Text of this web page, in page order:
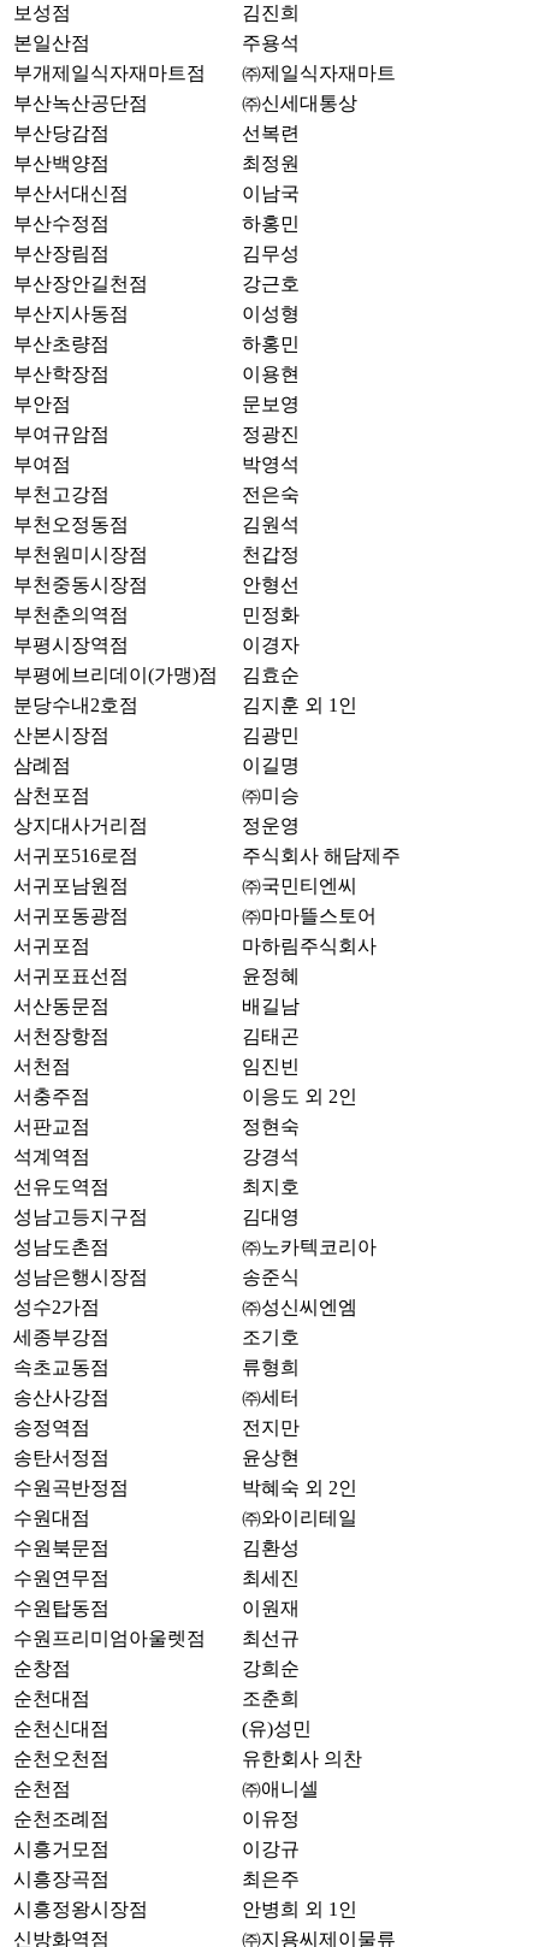
보성점
김진희
본일산점
주용석
부개제일식자재마트점
㈜제일식자재마트
부산녹산공단점
㈜신세대통상
부산당감점
선복련
부산백양점
최정원
부산서대신점
이남국
부산수정점
하홍민
부산장림점
김무성
부산장안길천점
강근호
부산지사동점
이성형
부산초량점
하홍민
부산학장점
이용현
부안점
문보영
부여규암점
정광진
부여점
박영석
부천고강점
전은숙
부천오정동점
김원석
부천원미시장점
천갑정
부천중동시장점
안형선
부천춘의역점
민정화
부평시장역점
이경자
부평에브리데이(가맹)점
김효순
분당수내2호점
김지훈 외 1인
산본시장점
김광민
삼례점
이길명
삼천포점
㈜미승
상지대사거리점
정운영
서귀포516로점
주식회사 해담제주
서귀포남원점
㈜국민티엔씨
서귀포동광점
㈜마마뜰스토어
서귀포점
마하림주식회사
서귀포표선점
윤정혜
서산동문점
배길남
서천장항점
김태곤
서천점
임진빈
서충주점
이응도 외 2인
서판교점
정현숙
석계역점
강경석
선유도역점
최지호
성남고등지구점
김대영
성남도촌점
㈜노카텍코리아
성남은행시장점
송준식
성수2가점
㈜성신씨엔엠
세종부강점
조기호
속초교동점
류형희
송산사강점
㈜세터
송정역점
전지만
송탄서정점
윤상현
수원곡반정점
박혜숙 외 2인
수원대점
㈜와이리테일
수원북문점
김환성
수원연무점
최세진
수원탑동점
이원재
수원프리미엄아울렛점
최선규
순창점
강희순
순천대점
조춘희
순천신대점
(유)성민
순천오천점
유한회사 의찬
순천점
㈜애니셀
순천조례점
이유정
시흥거모점
이강규
시흥장곡점
최은주
시흥정왕시장점
안병희 외 1인
신방화역점
㈜지용씨제이물류